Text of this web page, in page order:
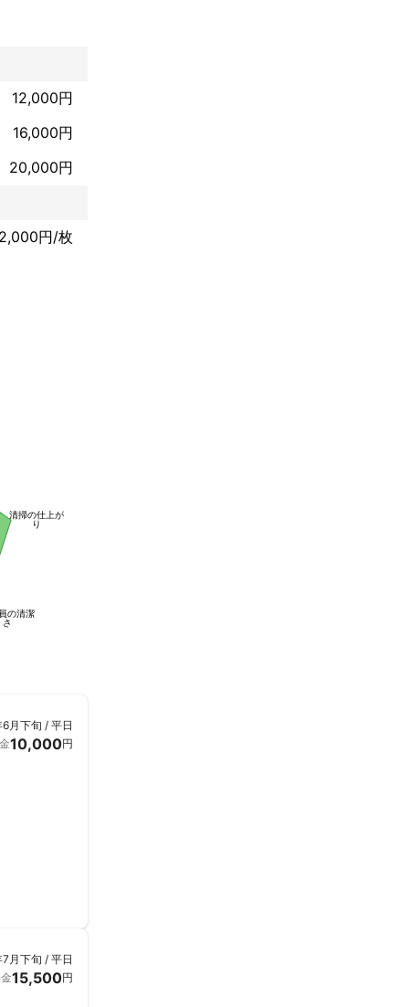
12,000円
16,000円
20,000円
2,000円/枚
清掃の仕上が
り
の清潔
さ
月下旬 / 平日
10,000円
月下旬 / 平日
15,500円